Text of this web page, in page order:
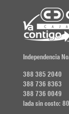
Independencia
388 385 2040
388 736 8363
388 736 0049
lada sin costo: